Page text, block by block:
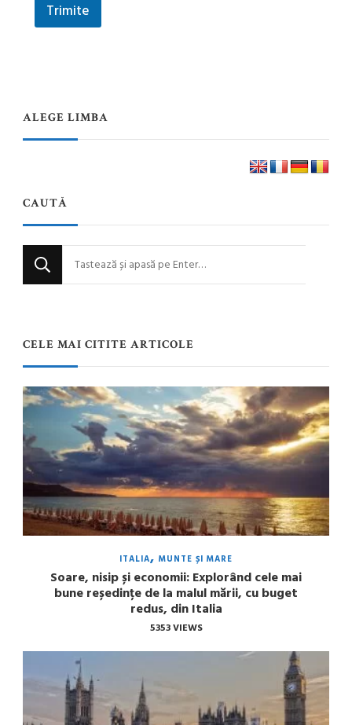
Trimite
ALEGE LIMBA
CAUTĂ
Cauți
ceva?
CELE MAI CITITE ARTICOLE
ITALIA MUNTE ȘI MARE
Soare, nisip și economii: Explorând cele mai
bune reședințe de la malul mării, cu buget
redus, din Italia
5353 VIEWS